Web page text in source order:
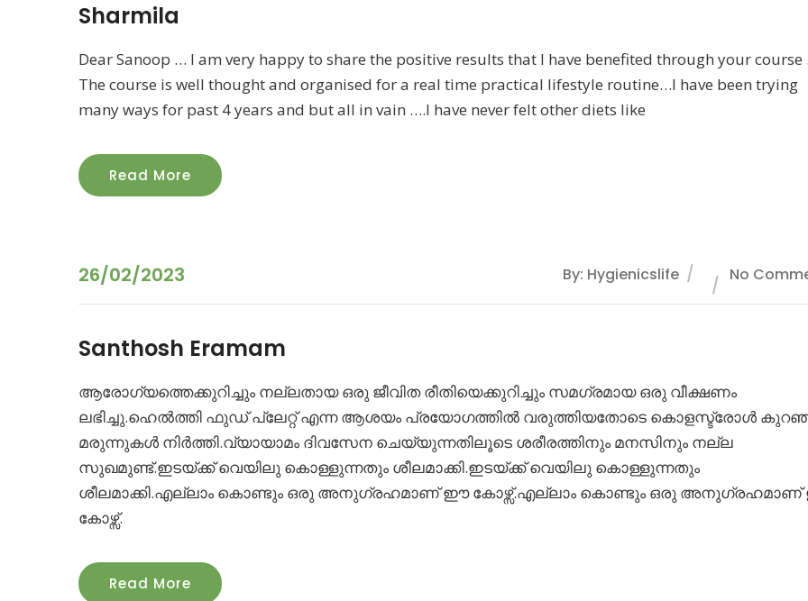
Sharmila
Dear Sanoop … I am very happy to share the positive results that I have benefited through your course
The course is well thought and organised for a real time practical lifestyle routine…I have been trying
many ways for past 4 years and but all in vain ….I have never felt other diets like
Read More
26/02/2023 By: Hygienicslife No
Santhosh Eramam
ആരോഗ്യത്തെക്കുറിച്ചും നല്ലതായ ഒരു ജീവിത രീതിയെക്കുറിച്ചും സമഗ്രമായ ഒരു വീക്ഷണം
ലഭിച്ചു.ഹെൽത്തി ഫുഡ് പ്ലേറ്റ് എന്ന ആശയം പ്രയോഗത്തിൽ വരുത്തിയതോടെ കൊളസ്ട്രോൾ
മരുന്നുകൾ നിർത്തി.വ്യായാമം ദിവസേന ചെയ്യുന്നതിലൂടെ ശരീരത്തിനും മനസിനും നല്ല
സുഖമുണ്ട്.ഇടയ്ക്ക് വെയിലു കൊള്ളുന്നതും ശീലമാക്കി.ഇടയ്ക്ക് വെയിലു കൊള്ളുന്നതും
ശീലമാക്കി.എല്ലാം കൊണ്ടും ഒരു അനുഗ്രഹമാണ് ഈ കോഴ്സ്.എല്ലാം കൊണ്ടും ഒരു
കോഴ്സ്.
Read More